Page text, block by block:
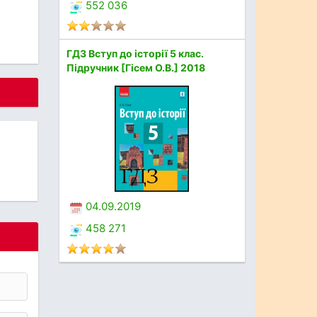
552 036
ГДЗ Вступ до історії 5 клас.
Підручник [Гісем О.В.] 2018
04.09.2019
458 271